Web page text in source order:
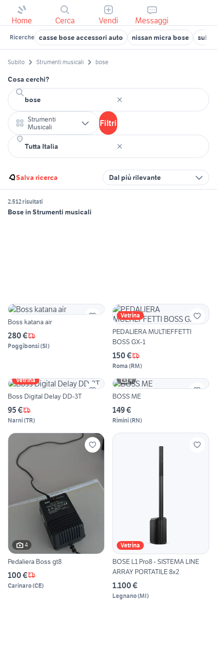
Home Cerca Vendi Messaggi
Ricerche casse bose accessori auto nissan micra bose
Subito Strumenti musicali bose
Cosa cerchi?
Strumenti
Musicali
Filtri
Salva ricerca Dal più rilevante
2.512 risultati
Bose in Strumenti musicali
Boss katana air
280 €
Poggibonsi(SI)
Vetrina
PEDALIERA MULTIEFFETTI
BOSS GX-1
150 €
Roma (RM)
Vetrina
Boss Digital Delay DD-3T
95 €
Narni(TR)
4
BOSS ME
149 €
Rimini(RN)
4
Pedaliera Boss gt8
100 €
Carinaro(CE)
Vetrina
BOSE L1 Pro8 - SISTEMA LINE
ARRAY PORTATILE 8x2
1.100 €
Legnano(MI)